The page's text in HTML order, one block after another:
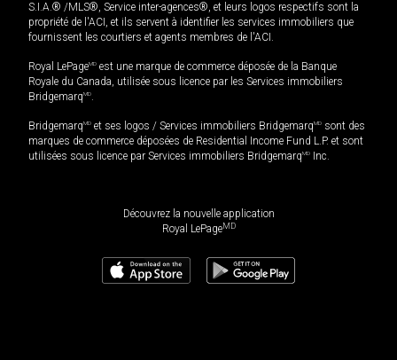
S.I.A.® /MLS®, Service inter-agences®, et leurs logos respectifs sont la
propriété de l'ACI, et ils servent à identifier les services immobiliers que
fournissent les courtiers et agents membres de l'ACI.
Royal LePageMD est une marque de commerce déposée de la Banque
Royale du Canada, utilisée sous licence par les Services immobiliers
BridgemarqMD.
BridgemarqMD et ses logos / Services immobiliers BridgemarqMD sont des
marques de commerce déposées de Residential Income Fund L.P. et sont
utilisées sous licence par Services immobiliers BridgemarqMD Inc.
Découvrez la nouvelle application
Royal LePageMD